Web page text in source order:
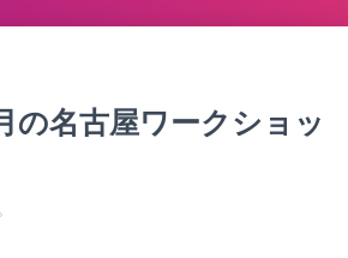
名古屋ワークショッ